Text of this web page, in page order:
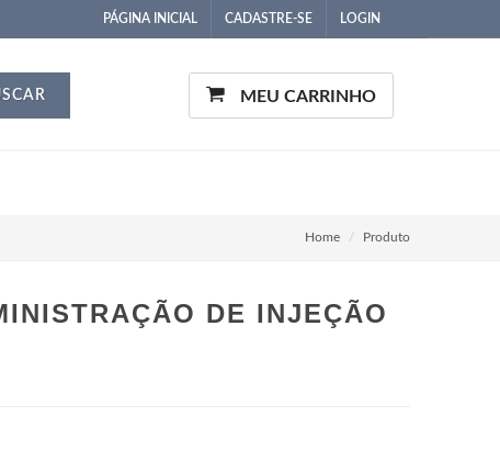
PÁGINA INICIAL CADASTRE-SE LOGIN
MEU CARRINHO
Home Produto
DE INJEÇÃO